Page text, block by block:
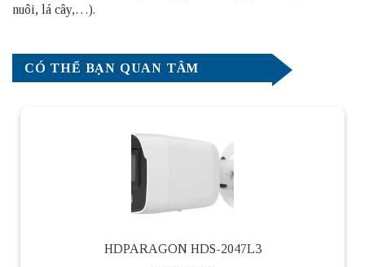
nuôi, lá cây,…).
CÓ THỂ BẠN QUAN TÂM
HDPARAGON HDS-2047L3